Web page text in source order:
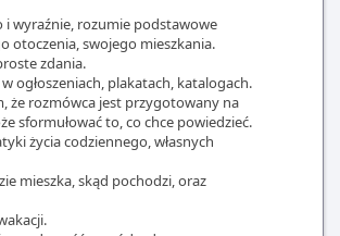
wyraźnie, rozumie podstawowe
otoczenia, swojego mieszkania.
zdania.
ogłoszeniach, plakatach, katalogach.
że rozmówca jest przygotowany na
sformułować to, co chce powiedzieć.
życia codziennego, własnych
mieszka, skąd pochodzi, oraz